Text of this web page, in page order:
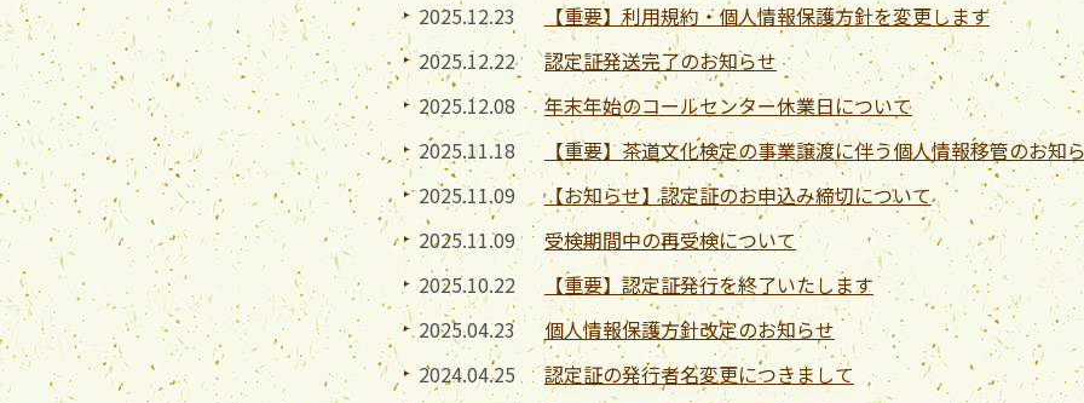
2025.12.23
【重要】利用規約・個人情報保護方針を変更します
2025.12.22
認定証発送完了のお知らせ
2025.12.08
年末年始のコールセンター休業日について
2025.11.18
【重要】茶道文化検定の事業譲渡に伴う個人情報移管のお知
2025.11.09
【お知らせ】認定証のお申込み締切について
2025.11.09
受検期間中の再受検について
2025.10.22
【重要】認定証発行を終了いたします
2025.04.23
個人情報保護方針改定のお知らせ
2024.04.25
認定証の発行者名変更につきまして